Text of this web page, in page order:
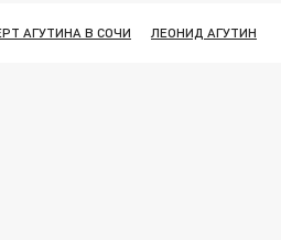
АГУТИНА В СОЧИ ЛЕОНИД АГУТИН